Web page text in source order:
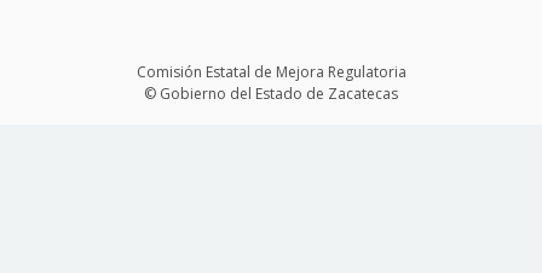
Comisión Estatal de Mejora Regulatoria
© Gobierno del Estado de Zacatecas